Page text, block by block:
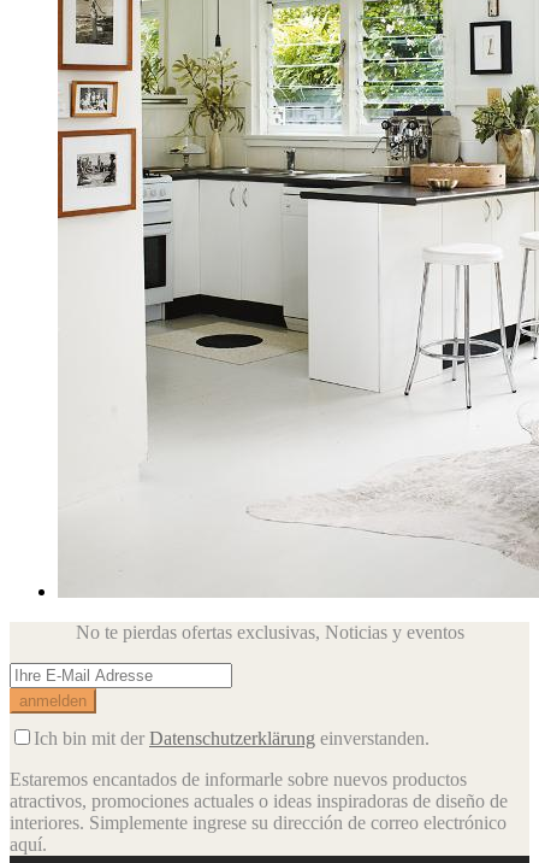
No te pierdas ofertas exclusivas, Noticias y eventos
Ich bin mit der Datenschutzerklärung einverstanden.
Estaremos encantados de informarle sobre nuevos productos
atractivos, promociones actuales o ideas inspiradoras de diseño de
interiores. Simplemente ingrese su dirección de correo electrónico
aquí.